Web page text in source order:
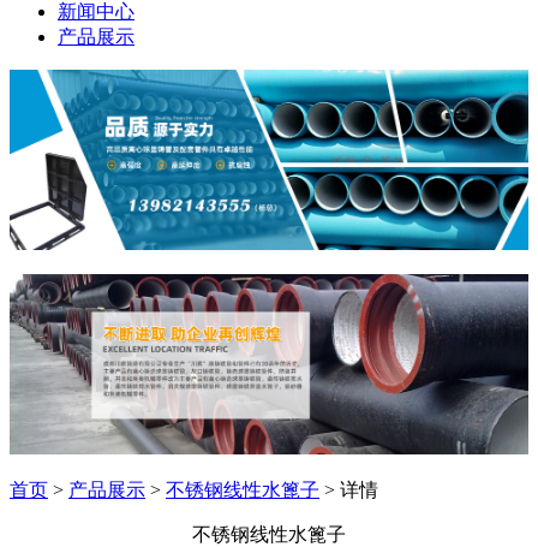
新闻中心
产品展示
首页 > 产品展示 > 不锈钢线性水篦子 > 详情
不锈钢线性水篦子